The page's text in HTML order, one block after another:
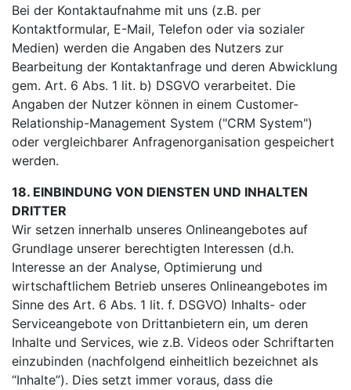
Bei der Kontaktaufnahme mit uns (z.B. per
Kontaktformular, E-Mail, Telefon oder via sozialer
Medien) werden die Angaben des Nutzers zur
Bearbeitung der Kontaktanfrage und deren Abwicklung
gem. Art. 6 Abs. 1 lit. b) DSGVO verarbeitet. Die
Angaben der Nutzer können in einem Customer-
Relationship-Management System ("CRM System")
oder vergleichbarer Anfragenorganisation gespeichert
werden.
18. EINBINDUNG VON DIENSTEN UND INHALTEN
DRITTER
Wir setzen innerhalb unseres Onlineangebotes auf
Grundlage unserer berechtigten Interessen (d.h.
Interesse an der Analyse, Optimierung und
wirtschaftlichem Betrieb unseres Onlineangebotes im
Sinne des Art. 6 Abs. 1 lit. f. DSGVO) Inhalts- oder
Serviceangebote von Drittanbietern ein, um deren
Inhalte und Services, wie z.B. Videos oder Schriftarten
einzubinden (nachfolgend einheitlich bezeichnet als
“Inhalte”). Dies setzt immer voraus, dass die